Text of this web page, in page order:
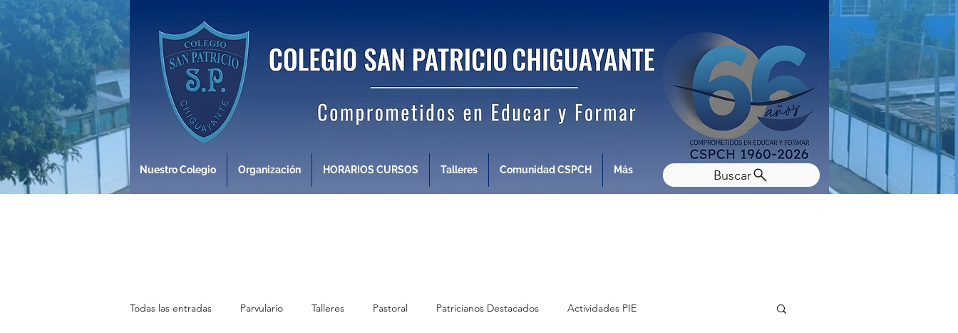
Nuestro Colegio Organización HORARIOS CURSOS Talleres Comunidad CSPCH Más Buscar
Todas las entradas Parvulario Talleres Pastoral Patricianos Destacados Actividades PIE